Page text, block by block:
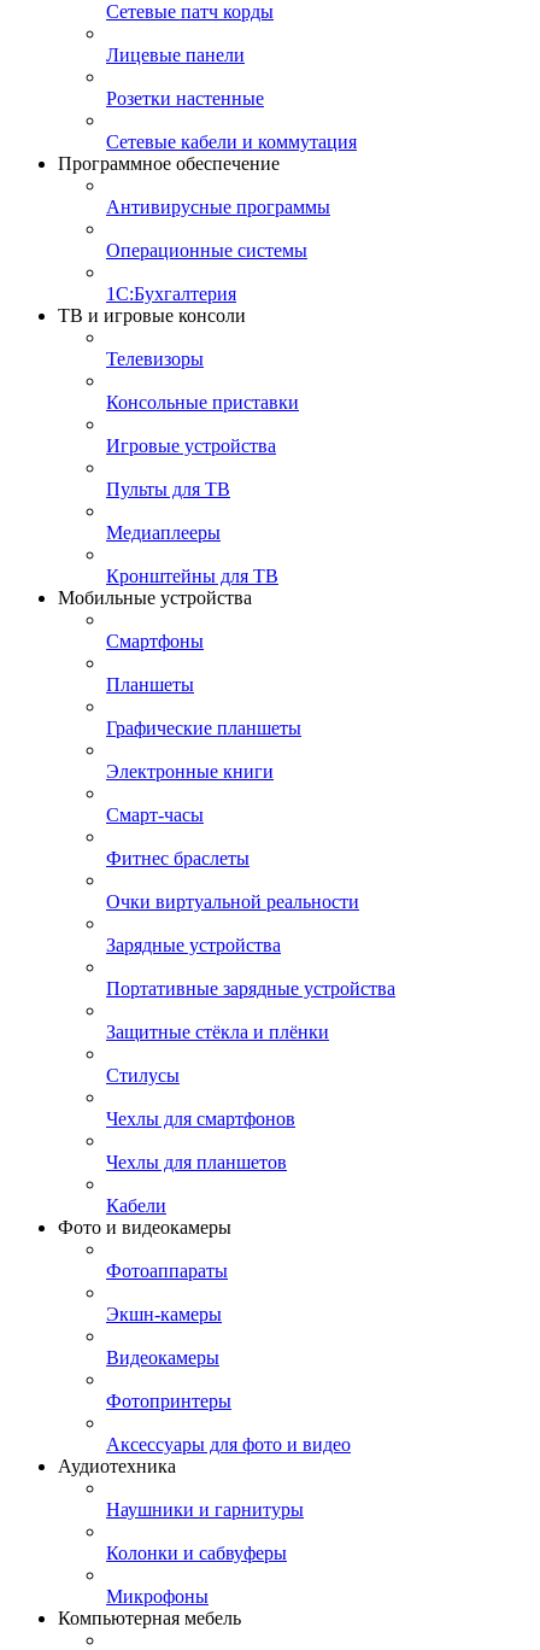
Сетевые патч корды
Лицевые панели
Розетки настенные
Сетевые кабели и коммутация
Программное обеспечение
Антивирусные программы
Операционные системы
1С:Бухгалтерия
ТВ и игровые консоли
Телевизоры
Консольные приставки
Игровые устройства
Пульты для ТВ
Медиаплееры
Кронштейны для ТВ
Мобильные устройства
Смартфоны
Планшеты
Графические планшеты
Электронные книги
Смарт-часы
Фитнес браслеты
Очки виртуальной реальности
Зарядные устройства
Портативные зарядные устройства
Защитные стёкла и плёнки
Стилусы
Чехлы для смартфонов
Чехлы для планшетов
Кабели
Фото и видеокамеры
Фотоаппараты
Экшн-камеры
Видеокамеры
Фотопринтеры
Аксессуары для фото и видео
Аудиотехника
Наушники и гарнитуры
Колонки и сабвуферы
Микрофоны
Компьютерная мебель